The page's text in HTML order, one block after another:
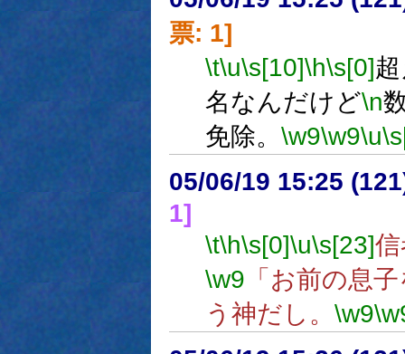
票: 1]
\t\u\s[10]\h\s[0]
名なんだけど\n
免除。 \w9\w9\u
05/06/19 15:25
1]
\t\h\s[0]\u\s[23]
\w9 「お前の息
う神だし。 \w9